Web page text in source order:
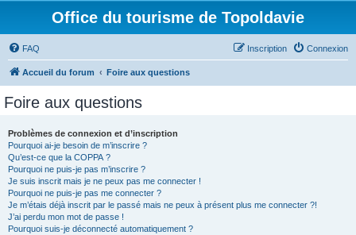
Office du tourisme de Topoldavie
FAQ Connexion
Inscription
Accueil du forum Foire aux questions
Foire aux questions
Problèmes de connexion et d’inscription
Pourquoi ai-je besoin de m’inscrire ?
Qu’est-ce que la COPPA ?
Pourquoi ne puis-je pas m’inscrire ?
Je suis inscrit mais je ne peux pas me connecter !
Pourquoi ne puis-je pas me connecter ?
Je m’étais déjà inscrit par le passé mais ne peux à présent plus me connecter ?!
J’ai perdu mon mot de passe !
Pourquoi suis-je déconnecté automatiquement ?